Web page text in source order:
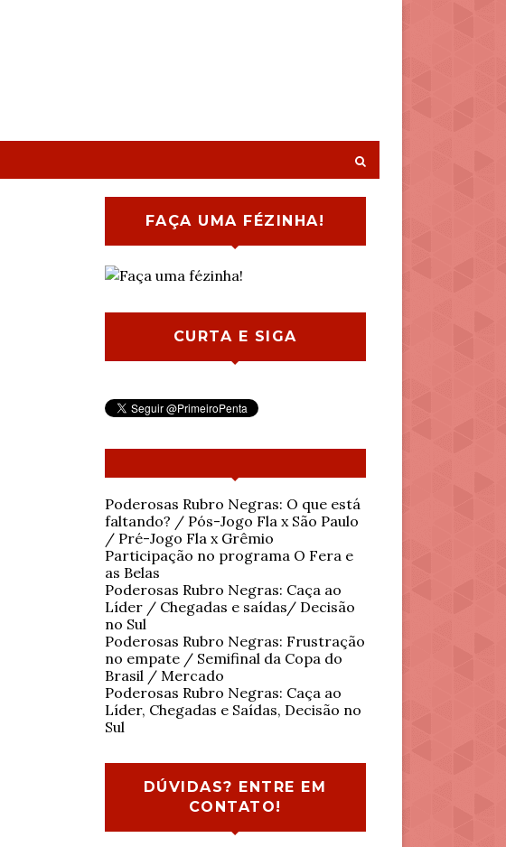
FAÇA UMA FÉZINHA!
CURTA E SIGA
Poderosas Rubro Negras: O que está
faltando? / Pós-Jogo Fla x São Paulo
/ Pré-Jogo Fla x Grêmio
Participação no programa O Fera e
as Belas
Poderosas Rubro Negras: Caça ao
Líder / Chegadas e saídas/ Decisão
no Sul
Poderosas Rubro Negras: Frustração
no empate / Semifinal da Copa do
Brasil / Mercado
Poderosas Rubro Negras: Caça ao
Líder, Chegadas e Saídas, Decisão no
Sul
DÚVIDAS? ENTRE EM
CONTATO!